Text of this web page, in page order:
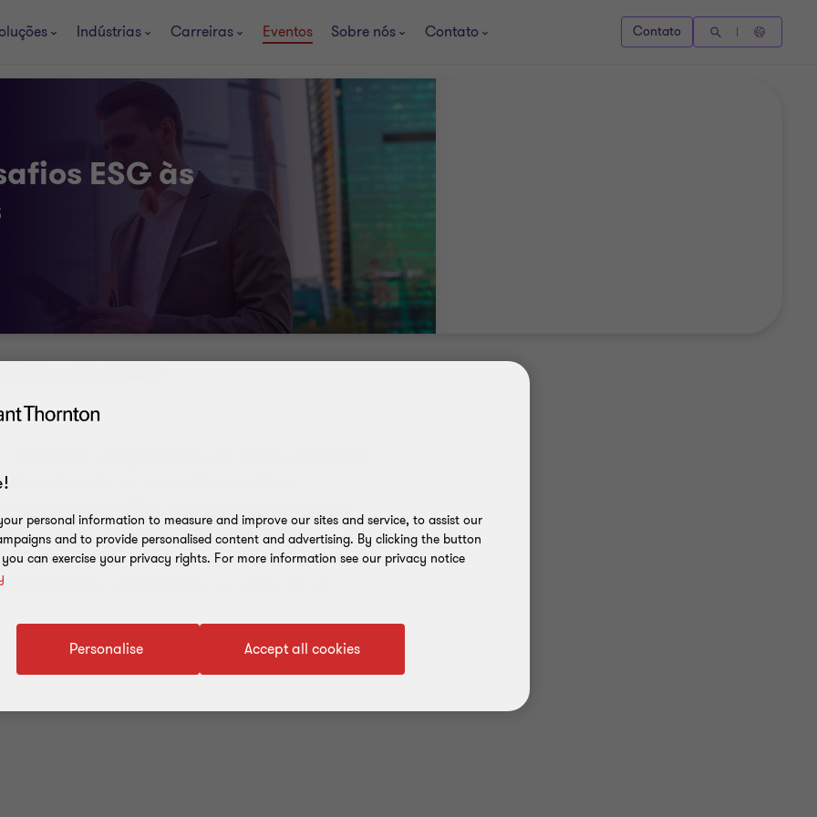
Indústrias Carreiras Eventos Sobre nós Contato Contato
ESG às
às empresas brasileiras
Board, mergulhamos em temas essenciais
evoluindo no mercado brasileiro.
o que o mercado realmente está
práticas sob a perspectiva das empresas e
sustentáveis na visão de um
personal information to measure and improve our sites and service, to assist our
and to provide personalised content and advertising. By clicking the button
can exercise your privacy rights. For more information see our privacy notice
Accept all cookies
Personalise